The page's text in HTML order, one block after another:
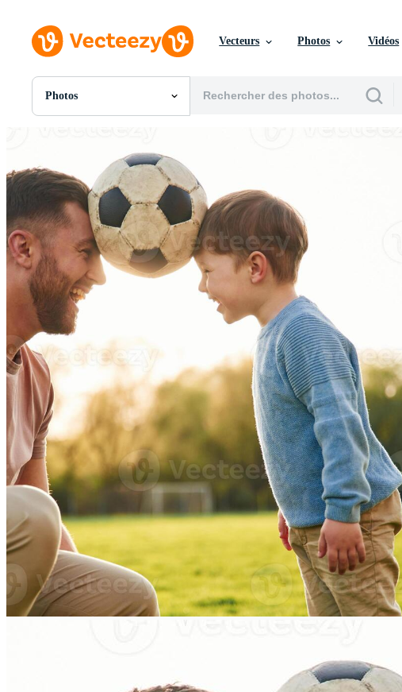
Vecteurs Photos Vidéos
Photos
Toutes Images
SVGs
Modèles
Vecteurs
Vidéos
Motion graphics
Images Éditoriales
Événements Éditoriaux